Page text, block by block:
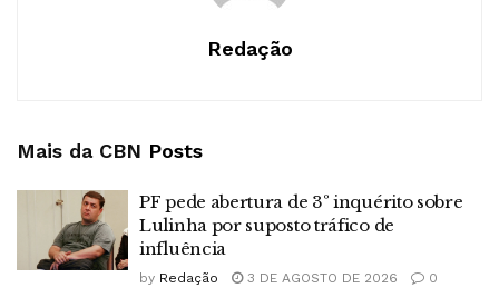
Redação
Mais da CBN Posts
PF pede abertura de 3º inquérito sobre
Lulinha por suposto tráfico de
influência
by Redação 3 DE AGOSTO DE 2026 0